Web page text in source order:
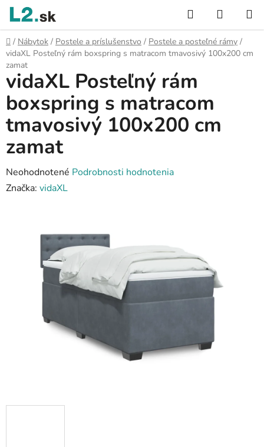
Prejsť
obsah
Hľadať
KOŠÍK
Domov
/ Nábytok / Postele a príslušenstvo / Postele a posteľné rámy /
vidaXL Posteľný rám boxspring s matracom tmavosivý 100x200 cm
zamat
vidaXL Posteľný rám
boxspring s matracom
tmavosivý 100x200 cm
zamat
Priemerné
hodnotenie
hviezdičiek.
Neohodnotené Podrobnosti hodnotenia
Značka: vidaXL